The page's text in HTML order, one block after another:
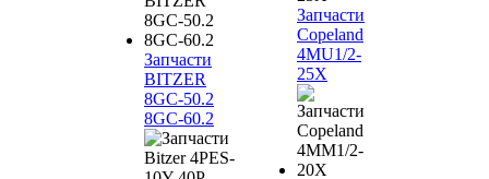
Запчасти
BITZER
8GC-50.2
8GC-60.2
Запчасти
Copeland
4MU1/2-
25X